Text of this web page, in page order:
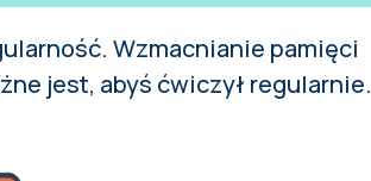
Wzmacnianie pamięci
jest, abyś ćwiczył regularnie.